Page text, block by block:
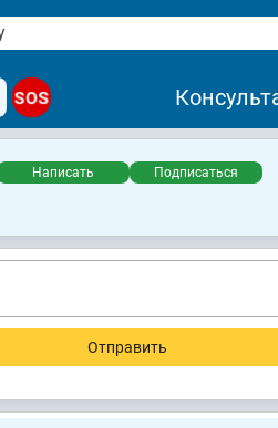
SOS
Написать Подписаться